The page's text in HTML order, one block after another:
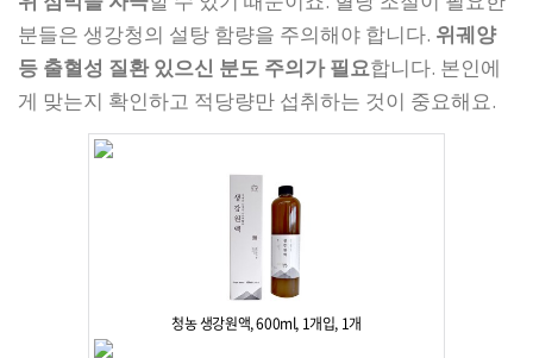
분들은 생강청의 설탕 함량을 주의해야 합니다. 위궤양
등 출혈성 질환 있으신 분도 주의가 필요합니다. 본인에
게 맞는지 확인하고 적당량만 섭취하는 것이 중요해요.